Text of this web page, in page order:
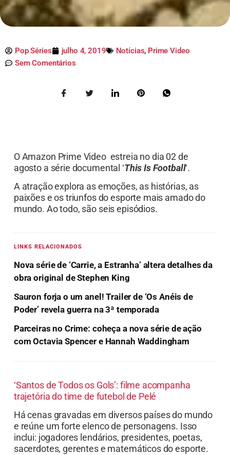
Pop Séries julho 4, 2019 Notícias, Prime Video
Sem Comentários
O Amazon Prime Video estreia no dia 02 de
agosto a série documental ‘This Is Football‘.
A atração explora as emoções, as histórias, as
paixões e os triunfos do esporte mais amado do
mundo. Ao todo, são seis episódios.
LINKS RELACIONADOS
Nova série de ‘Carrie, a Estranha’ altera detalhes da
obra original de Stephen King
Sauron forja o um anel! Trailer de ‘Os Anéis de
Poder’ revela guerra na 3ª temporada
Parceiras no Crime: coheça a nova série de ação
com Octavia Spencer e Hannah Waddingham
‘Santos de Todos os Gols’: filme acompanha
trajetória do time de futebol de Pelé
Há cenas gravadas em diversos países do mundo
e reúne um forte elenco de personagens. Isso
inclui: jogadores lendários, presidentes, poetas,
sacerdotes, gerentes e matemáticos do esporte.